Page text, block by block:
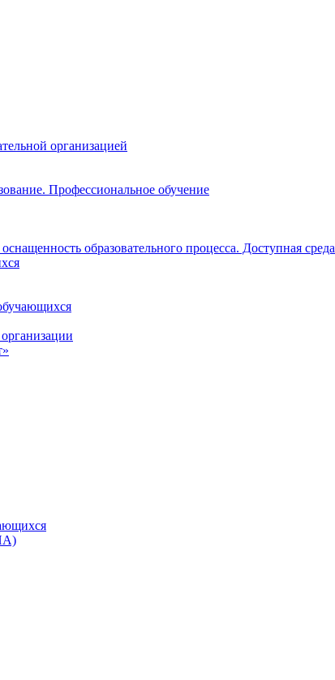
организацией
Профессиональное обучение
образовательного процесса. Доступная среда